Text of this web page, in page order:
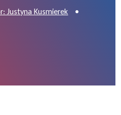
Justyna Kusmierek •
na FB